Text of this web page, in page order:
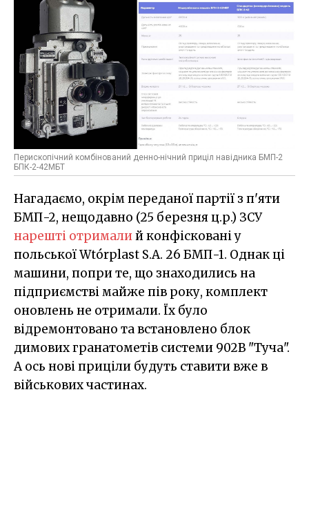
Перископічний комбінований денно-нічний приціл навідника БМП-2
БПК-2-42МБТ
Нагадаємо, окрім переданої партії з п'яти
БМП-2, нещодавно (25 березня ц.р.) ЗСУ
нарешті отрималий конфісковані у
польської Wtórplast S.A. 26 БМП-1. Однак ці
машини, попри те, що знаходились на
підприємстві майже пів року, комплект
оновлень не отримали. Їх було
відремонтовано та встановлено блок
димових гранатометів системи 902В "Туча".
А ось нові приціли будуть ставити вже в
військових частинах.